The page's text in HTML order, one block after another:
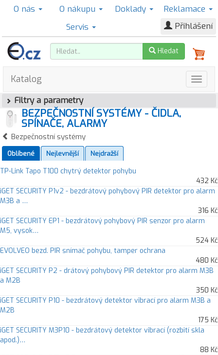
O nás O nákupu Doklady
Reklamace
Servis
Přihlášení
Hledat
Katalog
Filtry a parametry
BEZPEČNOSTNÍ SYSTÉMY - ČIDLA,
SPÍNAČE, ALARMY
Bezpečnostní systémy
Oblíbené Nejlevnější Nejdražší
TP-Link Tapo T100 chytrý detektor pohybu
432 Kč
iGET SECURITY P1v2 - bezdrátový pohybový PIR detektor pro alarm
M3B a …
316 Kč
iGET SECURITY EP1 - bezdrátový pohybový PIR senzor pro alarm
M5, vysok…
524 Kč
EVOLVEO bezd. PIR snímač pohybu, tamper ochrana
480 Kč
iGET SECURITY P2 - drátový pohybový PIR detektor pro alarm M3B
a M2B
350 Kč
iGET SECURITY P10 - bezdrátový detektor vibrací pro alarm M3B a
M2B
175 Kč
iGET SECURITY M3P10 - bezdrátový detektor vibrací (rozbití skla
apod.)…
88 Kč